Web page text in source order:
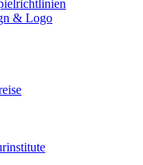
& Logo